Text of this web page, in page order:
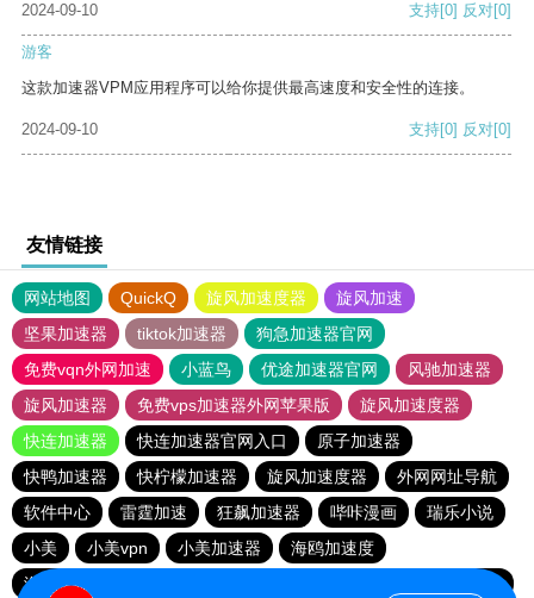
2024-09-10
支持[0] 反对[0]
游客
这款加速器VPM应用程序可以给你提供最高速度和安全性的连接。
2024-09-10 支持[0] 反对[0]
友情链接
网站地图 QuickQ 旋风加速度器
旋风加速
坚果加速器
tiktok加速器
狗急加速器官网
免费vqn外网加速
小蓝鸟 优途加速器官网
风驰加速器
旋风加速器
免费vps加速器外网苹果版
旋风加速度器
快连加速器
快连加速器官网入口
原子加速器
快鸭加速器
快柠檬加速器 旋风加速度器
外网网址导航
软件中心
雷霆加速 狂飙加速器 哔咔漫画
瑞乐小说
小美
小美vpn 小美加速器
海鸥加速度
海鸥加速器下载
雷霆加速